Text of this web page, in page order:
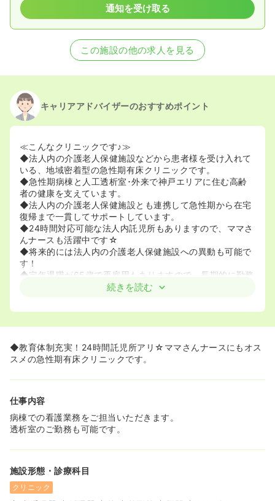
通知を受け取る
この施設の他の求人を見る
キャリアアドバイザーのおすすめポイント
≪こんなクリニックです♪≫
◆法人内の介護老人保健施設などから患者様を受け入れて
いる、地域密着型の急性期有床クリニックです。
◆急性期病棟と人工透析室･外来で神戸エリアに住む高齢
者の健康を支えています。
◆法人内の介護老人保健施設とも連携して急性期から在宅
復帰まで一貫してサポートしています。
◆24時間対応可能な法人内託児所もありますので、ママさ
んナースも活躍中です☆
◆将来的には法人内の介護老人保健施設への異動も可能で
す！
◆定年退職が65歳で再雇用もありますので、長期的に勤務
することができます。
≪教育体制充実！≫
◆ブランクのある方でも安心して勤めて頂けます。
◆院内外での研修に参加したり学会で発表を行ったりする
す！
続きを読む
◆教育体制充実！24時間託児所アリ☆ママさんナースにもオス
スメの急性期有床クリニックです。
仕事内容
病棟での看護業務をご担当いただきます。
透析室のご勤務も可能です。
施設形態・診療科目
クリニック